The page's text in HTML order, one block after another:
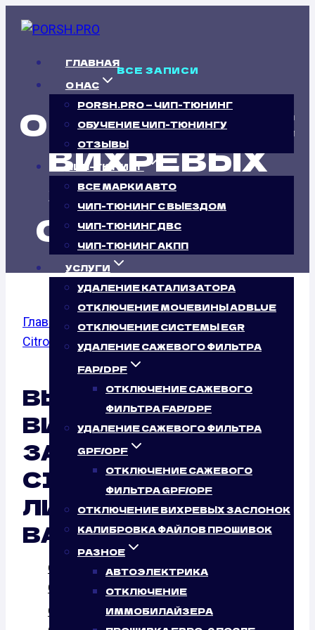
ГЛАВНАЯ
О НАС
PORSH.PRO — ЧИП-ТЮНИНГ
ОБУЧЕНИЕ ЧИП-ТЮНИНГУ
ОТЗЫВЫ
ЧИП-ТЮНИНГ
ВСЕ МАРКИ АВТО
ЧИП-ТЮНИНГ С ВЫЕЗДОМ
ЧИП-ТЮНИНГ ДВС
ЧИП-ТЮНИНГ АКПП
УСЛУГИ
УДАЛЕНИЕ КАТАЛИЗАТОРА
ОТКЛЮЧЕНИЕ МОЧЕВИНЫ ADBLUE
ОТКЛЮЧЕНИЕ СИСТЕМЫ EGR
УДАЛЕНИЕ САЖЕВОГО ФИЛЬТРА
FAP/DPF
ОТКЛЮЧЕНИЕ САЖЕВОГО
ФИЛЬТРА FAP/DPF
УДАЛЕНИЕ САЖЕВОГО ФИЛЬТРА
GPF/OPF
ОТКЛЮЧЕНИЕ САЖЕВОГО
ФИЛЬТРА GPF/OPF
ОТКЛЮЧЕНИЕ ВИХРЕВЫХ ЗАСЛОНОК
КАЛИБРОВКА ФАЙЛОВ ПРОШИВОК
РАЗНОЕ
АВТОЭЛЕКТРИКА
ОТКЛЮЧЕНИЕ
ИММОБИЛАЙЗЕРА
ВСЕ ЗАПИСИ
ОТКЛЮЧЕНИЕ
ВИХРЕВЫХ
ЗАСЛОНОК
CITROEN C5
Главная /Отключение вихревых заслонок
Citroen
/ C5
ВЫКЛЮЧЕНИЕ
ВИХРЕВЫХ
ЗАСЛОНОК
CITROEN C5: ТАК
ЛИ ЭТО НУЖНО
ВАШЕМУ АВТО?
Отключение вихревых заслонок Citroen
C5 1.6 HDI (109 л.с.)
Отключение вихревых заслонок Citroen